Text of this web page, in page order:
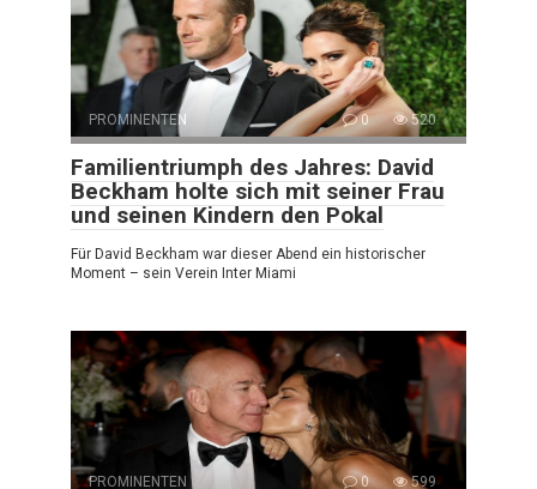
PROMINENTEN 0 520
Familientriumph des Jahres: David
Beckham holte sich mit seiner Frau
und seinen Kindern den Pokal
Für David Beckham war dieser Abend ein historischer
Moment – sein Verein Inter Miami
PROMINENTEN 0 599